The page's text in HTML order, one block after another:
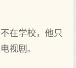
在学校，他只
视剧。